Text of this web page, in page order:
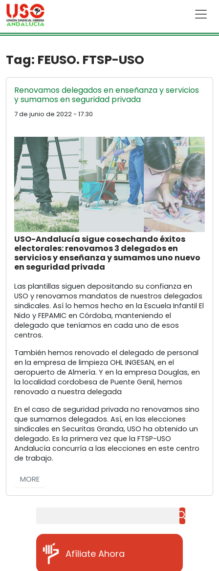
Skip to main content
Tag: FEUSO. FTSP-USO
Renovamos delegados en enseñanza y servicios
y sumamos en seguridad privada
7 de junio de 2022 - 17:30
USO-Andalucía sigue cosechando éxitos
electorales: renovamos 3 delegados en
servicios y enseñanza y sumamos uno nuevo
en seguridad privada
Las plantillas siguen depositando su confianza en
USO y renovamos mandatos de nuestros delegados
sindicales. Así lo hemos hecho en la Escuela Infantil El
Nido y FEPAMIC en Córdoba, manteniendo el
delegado que teníamos en cada uno de esos
centros.
También hemos renovado el delegado de personal
en la empresa de limpieza OHL INGESAN, en el
aeropuerto de Almería. Y en la empresa Douglas, en
la localidad cordobesa de Puente Genil, hemos
renovado a nuestra delegada
En el caso de seguridad privada no renovamos sino
que sumamos delegados. Así, en las elecciones
sindicales en Securitas Granda, USO ha obtenido un
delegado. Es la primera vez que la FTSP-USO
Andalucía concurría a las elecciones en este centro
de trabajo.
MORE
Afíliate Ahora